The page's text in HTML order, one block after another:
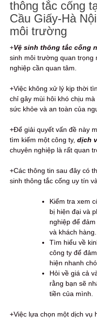
thông tắc cống
Cầu Giấy-Hà
môi trường
+Vệ sinh thông tắc cống
sinh môi trường quan trọng
nghiệp cần quan tâm.
+Việc không xử lý kịp thời
chỉ gây mùi hôi khó chịu
sức khỏe và an toàn của
+Để giải quyết vấn đề này
tìm kiếm một công ty, dịch
chuyên nghiệp là rất quan
+Các thông tin sau đây có
sinh thông tắc cống uy tín
Kiểm tra xem
bị hiện đại và
nghiệp để
và khách hàng.
Tìm hiểu về
công ty để
hiện nhanh
Hỏi về giá cả
rằng bạn sẽ
tiền của mình.
+Việc lựa chọn một dịch vụ